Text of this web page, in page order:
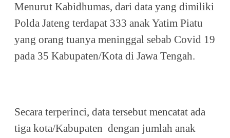
Menurut Kabidhumas, dari data yang dimiliki
Polda Jateng terdapat 333 anak Yatim Piatu
yang orang tuanya meninggal sebab Covid 19
pada 35 Kabupaten/Kota di Jawa Tengah.
Secara terperinci, data tersebut mencatat ada
tiga kota/Kabupaten dengan jumlah anak